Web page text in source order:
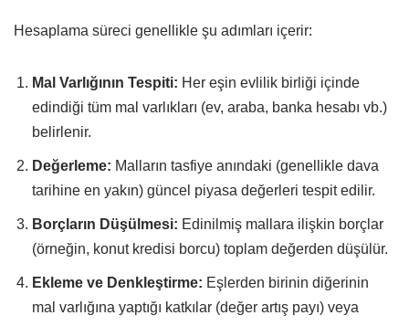
Hesaplama süreci genellikle şu adımları içerir:
Mal Varlığının Tespiti: Her eşin evlilik birliği içinde
edindiği tüm mal varlıkları (ev, araba, banka hesabı vb.)
belirlenir.
Değerleme: Malların tasfiye anındaki (genellikle dava
tarihine en yakın) güncel piyasa değerleri tespit edilir.
Borçların Düşülmesi: Edinilmiş mallara ilişkin borçlar
(örneğin, konut kredisi borcu) toplam değerden düşülür.
Ekleme ve Denkleştirme: Eşlerden birinin diğerinin
mal varlığına yaptığı katkılar (değer artış payı) veya